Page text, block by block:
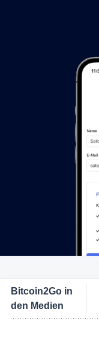
Bitcoin2Go in
den Medien